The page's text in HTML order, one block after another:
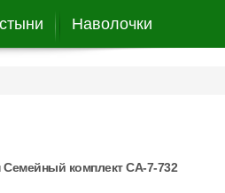
Наволочки
комплект CA-7-732